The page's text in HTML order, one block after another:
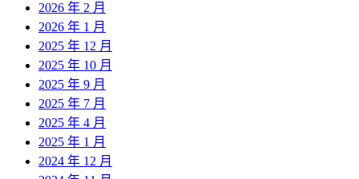
2026 年 2 月
2026 年 1 月
2025 年 12 月
2025 年 10 月
2025 年 9 月
2025 年 7 月
2025 年 4 月
2025 年 1 月
2024 年 12 月